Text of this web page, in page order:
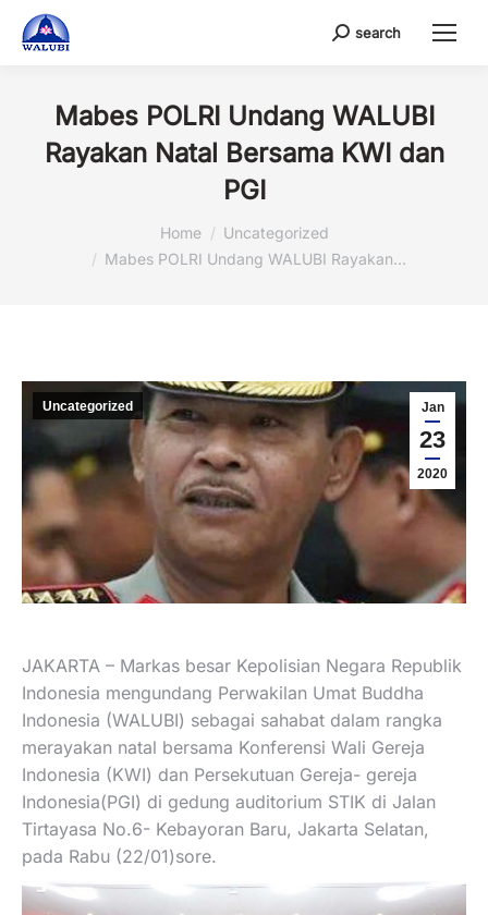
Search:
search
Mabes POLRI Undang WALUBI
Rayakan Natal Bersama KWI dan
PGI
Home
Uncategorized
Mabes POLRI Undang WALUBI Rayakan…
Jan
23
2020
Uncategorized
JAKARTA – Markas besar Kepolisian Negara Republik
Indonesia mengundang Perwakilan Umat Buddha
Indonesia (WALUBI) sebagai sahabat dalam rangka
merayakan natal bersama Konferensi Wali Gereja
Indonesia (KWI) dan Persekutuan Gereja- gereja
Indonesia(PGI) di gedung auditorium STIK di Jalan
Tirtayasa No.6- Kebayoran Baru, Jakarta Selatan,
pada Rabu (22/01)sore.